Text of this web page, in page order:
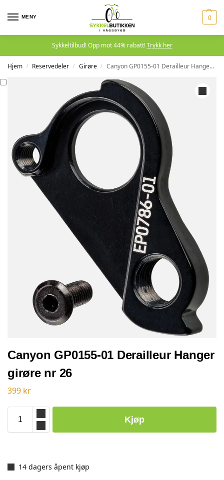
MENY 0
Sykkeltilbud! Opp mot 44% rabatt!Trykk her
Hjem / Reservedeler / Girøre / Canyon GP0155-01 Derailleur Hanger girøre nr 26
Canyon GP0155-01 Derailleur Hanger
girøre nr 26
399 kr
Kjøp
14 dagers åpent kjøp